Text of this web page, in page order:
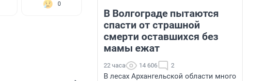
0
В Волгограде пытаются
спасти от страшной
смерти оставшихся без
мамы ежат
22 часа 14 606 2
В лесах Архангельской области много